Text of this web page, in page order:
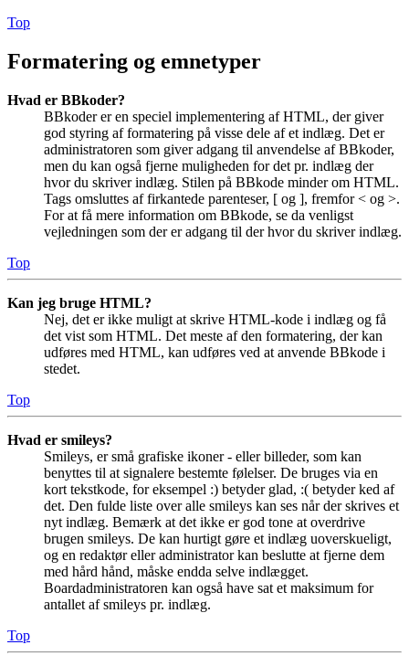
Top
Formatering og emnetyper
Hvad er BBkoder?
BBkoder er en speciel implementering af HTML, der giver
god styring af formatering på visse dele af et indlæg. Det er
administratoren som giver adgang til anvendelse af BBkoder,
men du kan også fjerne muligheden for det pr. indlæg der
hvor du skriver indlæg. Stilen på BBkode minder om HTML.
Tags omsluttes af firkantede parenteser, [ og ], fremfor < og >.
For at få mere information om BBkode, se da venligst
vejledningen som der er adgang til der hvor du skriver indlæg.
Top
Kan jeg bruge HTML?
Nej, det er ikke muligt at skrive HTML-kode i indlæg og få
det vist som HTML. Det meste af den formatering, der kan
udføres med HTML, kan udføres ved at anvende BBkode i
stedet.
Top
Hvad er smileys?
Smileys, er små grafiske ikoner - eller billeder, som kan
benyttes til at signalere bestemte følelser. De bruges via en
kort tekstkode, for eksempel :) betyder glad, :( betyder ked af
det. Den fulde liste over alle smileys kan ses når der skrives et
nyt indlæg. Bemærk at det ikke er god tone at overdrive
brugen smileys. De kan hurtigt gøre et indlæg uoverskueligt,
og en redaktør eller administrator kan beslutte at fjerne dem
med hård hånd, måske endda selve indlægget.
Boardadministratoren kan også have sat et maksimum for
antallet af smileys pr. indlæg.
Top